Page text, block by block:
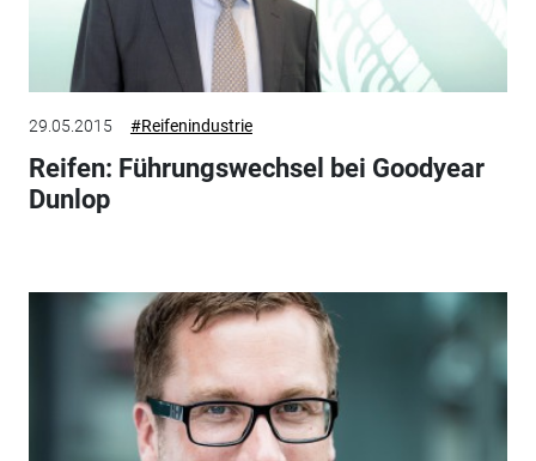
29.05.2015 #Reifenindustrie
Reifen: Führungswechsel bei Goodyear
Dunlop